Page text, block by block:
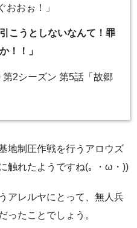
おおぉ！」
こうとしないなんて！罪
！！」
2シーズン 第5話「故郷
地制圧作戦を行うアロウズ
触れたようですね(｡ ・ω・))
アレルヤにとって、無人兵
ったことでしょう。